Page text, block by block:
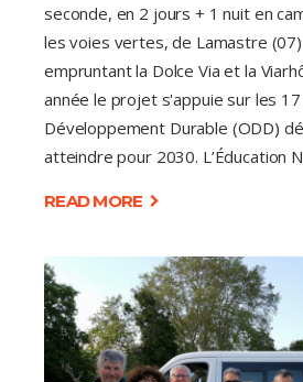
seconde, en 2 jours + 1 nuit en
les voies vertes, de Lamastre (07)
empruntant la Dolce Via et la
année le projet s'appuie sur les
Développement Durable (ODD)
atteindre pour 2030. L’Éducation
READ MORE